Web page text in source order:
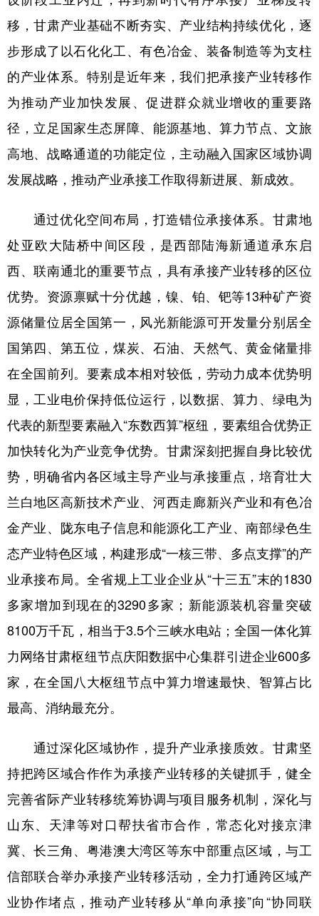
移，甘肃产业基础不断夯实、产业结构持续优化，逐
步形成了以石化化工、有色冶金、装备制造等为支柱
的产业体系。特别是近年来，我们把承接产业转移作
为推动产业加快发展、促进群众就业增收的重要路
径，立足国家生态屏障、能源基地、算力节点、文旅
高地、战略通道的功能定位，主动融入国家区域协调
发展战略，推动产业承接工作取得新进展、新成效。
通过优化空间布局，打造错位承接体系。甘肃地
处亚欧大陆桥中间区段，是西部陆海新通道承东启
西、联南通北的重要节点，具有承接产业转移的区位
优势。资源禀赋十分优越，镍、铂、钯等13种矿产资
源储量位居全国第一，风光新能源可开发量分别居全
国第四、第五位，煤炭、石油、天然气、黄金储量排
在全国前列。要素成本相对较低，劳动力成本优势明
显，工业电价保持低位运行，以数据、算力、绿电为
代表的新型要素融入“东数西算”枢纽，要素组合优势正
加快转化为产业竞争优势。甘肃深刻把握自身比较优
势，明确省内各区域主导产业与承接重点，培育壮大
兰白地区高新技术产业、河西走廊新兴产业和有色冶
金产业、陇东电子信息和能源化工产业、南部绿色生
态产业特色区域，构建形成“一核三带、多点支撑”的产
业承接布局。全省规上工业企业从“十三五”末的1830
多家增加到现在的3290多家；新能源装机容量突破
8100万千瓦，相当于3.5个三峡水电站；全国一体化算
力网络甘肃枢纽节点庆阳数据中心集群引进企业600多
家，在全国八大枢纽节点中算力增速最快、智算占比
最高、消纳最充分。
通过深化区域协作，提升产业承接质效。甘肃坚
持把跨区域合作作为承接产业转移的关键抓手，健全
完善省际产业转移统筹协调与项目服务机制，深化与
山东、天津等对口帮扶省市合作，常态化对接京津
冀、长三角、粤港澳大湾区等东中部重点区域，与工
信部联合举办承接产业转移活动，全力打通跨区域产
业协作堵点，推动产业转移从“单向承接”向“协同联